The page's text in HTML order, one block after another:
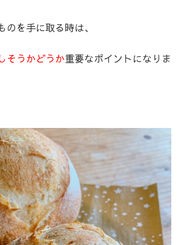
を手に取る時は、
そうかどうか重要なポイントになりま